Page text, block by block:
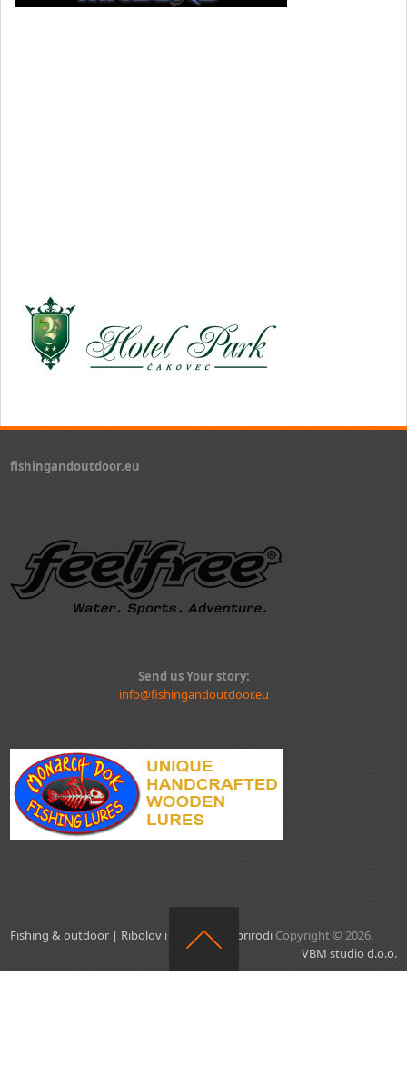
fishingandoutdoor.eu
Send us Your story:
info@fishingandoutdoor.eu
Fishing & outdoor | Ribolov i aktivnosti u prirodi Copyright © 2026.
VBM studio d.o.o.